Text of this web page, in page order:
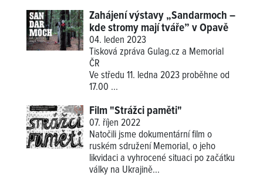
Zahájení výstavy „Sandarmoch –
kde stromy mají tváře” v Opavě
04. leden 2023
Tisková zpráva Gulag.cz a Memorial
ČR
Ve středu 11. ledna 2023 proběhne od
17.00 ...
Film "Strážci paměti"
07. říjen 2022
Natočili jsme dokumentární film o
ruském sdružení Memorial, o jeho
likvidaci a vyhrocené situaci po začátku
války na Ukrajině...